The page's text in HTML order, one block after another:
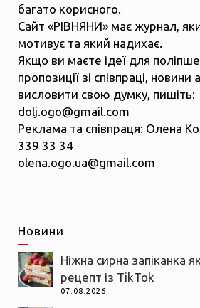
багато корисного.
Сайт «РІВНЯНИ» має журнал,
мотивує та який надихає.
Якщо ви маєте ідеї для
пропозиції зі співпраці,
висловити свою думку, пишіть:
dolj.ogo@gmail.com
Реклама та співпраця: Олена
339 33 34
olena.ogo.ua@gmail.com
Новини
Ніжна сирна запіканка
рецепт із TikTok
07.08.2026